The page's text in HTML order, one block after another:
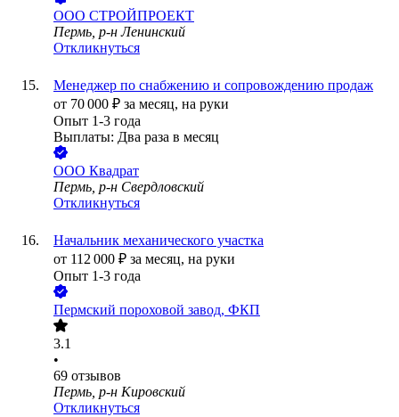
ООО СТРОЙПРОЕКТ
Пермь, р-н Ленинский
Откликнуться
Менеджер по снабжению и сопровождению продаж
от 70 000 ₽ за месяц, на руки
Опыт 1-3 года
Выплаты: Два раза в месяц
ООО Квадрат
Пермь, р-н Свердловский
Откликнуться
Начальник механического участка
от 112 000 ₽ за месяц, на руки
Опыт 1-3 года
Пермский пороховой завод, ФКП
3.1
•
69 отзывов
Пермь, р-н Кировский
Откликнуться